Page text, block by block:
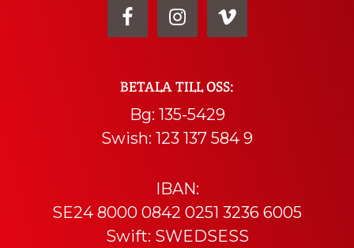
BETALA TILL OSS:
Bg: 135-5429
Swish: 123 137 584 9
IBAN:
SE24 8000 0842 0251 3236 6005
Swift: SWEDSESS